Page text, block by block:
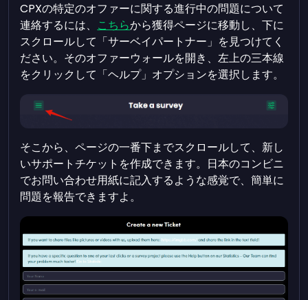
CPXの特定のオファーに関する進行中の問題について
連絡するには、 こちらから獲得ページに移動し、下に
スクロールして「サーベイパートナー」を見つけてく
ださい。そのオファーウォールを開き、左上の三本線
をクリックして「ヘルプ」オプションを選択します。
そこから、ページの一番下までスクロールして、新し
いサポートチケットを作成できます。日本のコンビニ
でお問い合わせ用紙に記入するような感覚で、簡単に
問題を報告できますよ。